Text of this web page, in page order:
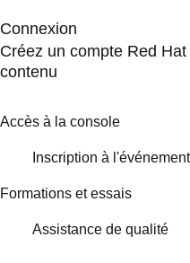
Connexion
Créez un compte Red
contenu
Accès à la console
Inscription à l'événement
Formations et essais
Assistance de qualité